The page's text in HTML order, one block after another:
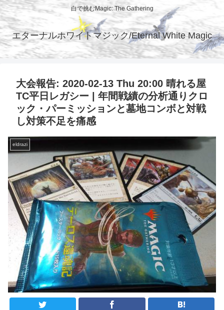
白で挑むMagic: The Gathering
エターナルホワイトマジック/Eternal White Magic
大会報告: 2020-02-13 Thu 20:00 晴れる屋
TC平日レガシー | 年間戦績の分析通りクロ
ック・パーミッションと墓地コンボと対戦
し対策不足を痛感
eldrazi